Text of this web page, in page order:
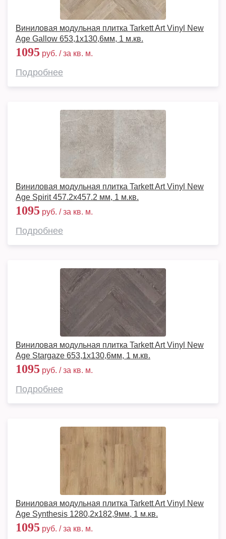
Виниловая модульная плитка Tarkett Art Vinyl New
Age Gallow 653,1х130,6мм, 1 м.кв.
1095 руб. / за кв. м.
Подробнее
Виниловая модульная плитка Tarkett Art Vinyl New
Age Spirit 457.2x457.2 мм, 1 м.кв.
1095 руб. / за кв. м.
Подробнее
Виниловая модульная плитка Tarkett Art Vinyl New
Age Stargaze 653,1х130,6мм, 1 м.кв.
1095 руб. / за кв. м.
Подробнее
Виниловая модульная плитка Tarkett Art Vinyl New
Age Synthesis 1280,2х182,9мм, 1 м.кв.
1095 руб. / за кв. м.